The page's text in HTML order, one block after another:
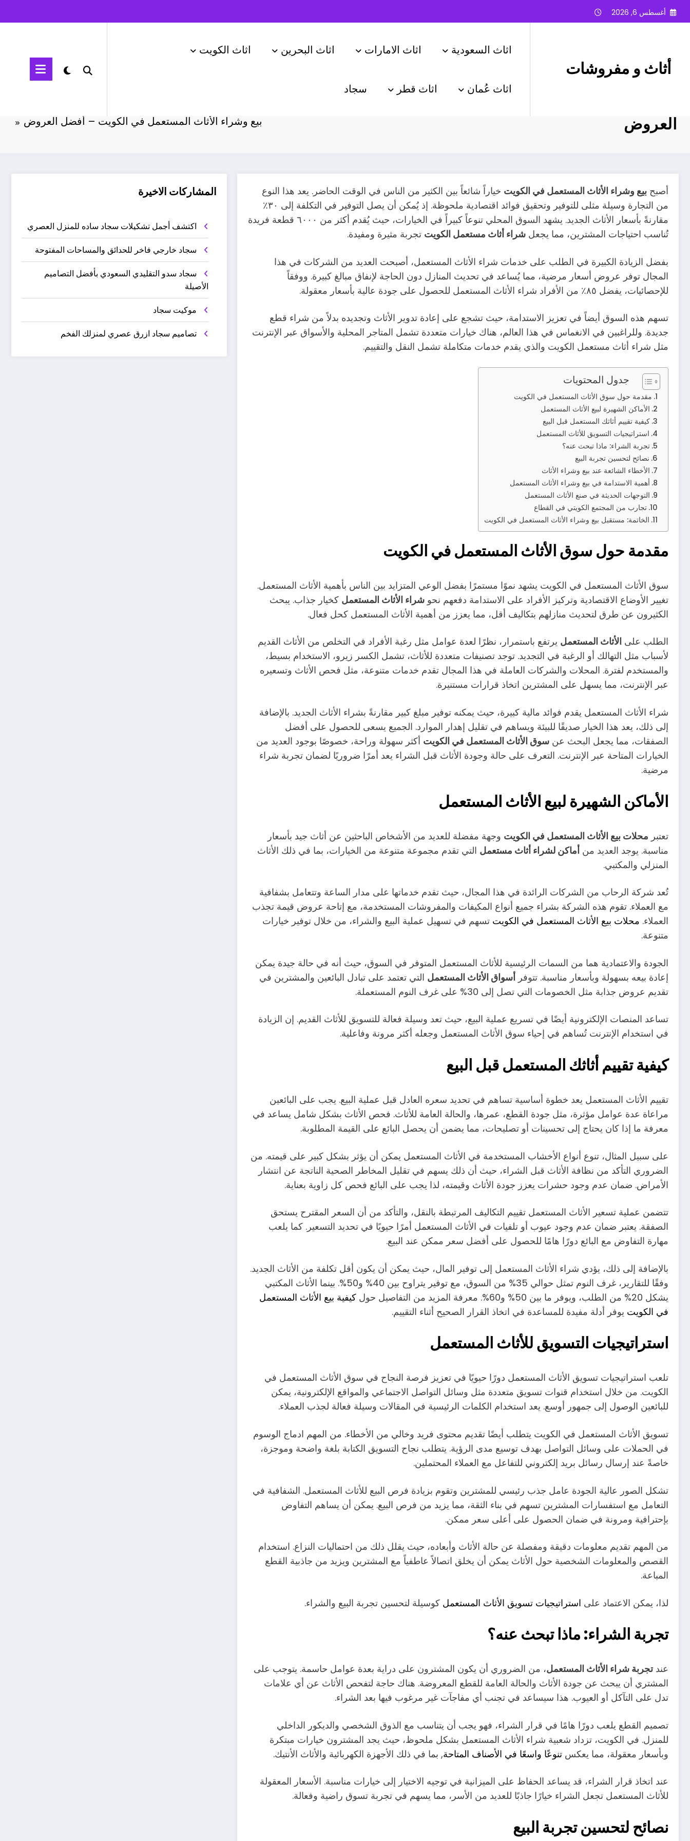
التجاوز
أغسطس 6, 2026
أثاث و مفروشات
اثاث السعودية اثاث الامارات اثاث البحرين اثاث الكويت
اثاث عُمان اثاث قطر سجاد
العروض
بيع وشراء الأثاث المستعمل في الكويت – أفضل العروض
أصبح بيع وشراء الأثاث المستعمل في الكويت خياراً شائعاً بين الكثير من الناس في الوقت الحاضر. يعد هذا النوع
من التجارة وسيلة مثلى للتوفير وتحقيق فوائد اقتصادية ملحوظة. إذ يُمكن أن يصل التوفير في التكلفة إلى ٣٠٪
مقارنةً بأسعار الأثاث الجديد. يشهد السوق المحلي تنوعاً كبيراً في الخيارات، حيث يُقدم أكثر من ٦٠٠٠ قطعة فريدة
تُناسب احتياجات المشترين، مما يجعل شراء أثاث مستعمل الكويت تجربة مثيرة ومفيدة.
بفضل الزيادة الكبيرة في الطلب على خدمات شراء الأثاث المستعمل، أصبحت العديد من الشركات في هذا
المجال توفر عروض أسعار مرضية، مما يُساعد في تحديث المنازل دون الحاجة لإنفاق مبالغ كبيرة. ووفقاً
للإحصائيات، يفضل ٨٥٪ من الأفراد شراء الأثاث المستعمل للحصول على جودة عالية بأسعار معقولة.
تسهم هذه السوق أيضاً في تعزيز الاستدامة، حيث تشجع على إعادة تدوير الأثاث وتجديده بدلاً من شراء قطع
جديدة. وللراغبين في الانغماس في هذا العالم، هناك خيارات متعددة تشمل المتاجر المحلية والأسواق عبر الإنترنت
مثل شراء أثاث مستعمل الكويت والذي يقدم خدمات متكاملة تشمل النقل والتقييم.
جدول المحتويات
مقدمة حول سوق الأثاث المستعمل في الكويت
الأماكن الشهيرة لبيع الأثاث المستعمل
كيفية تقييم أثاثك المستعمل قبل البيع
استراتيجيات التسويق للأثاث المستعمل
تجربة الشراء: ماذا تبحث عنه؟
نصائح لتحسين تجربة البيع
الأخطاء الشائعة عند بيع وشراء الأثاث
أهمية الاستدامة في بيع وشراء الأثاث المستعمل
التوجهات الحديثة في صنع الأثاث المستعمل
تجارب من المجتمع الكويتي في القطاع
الخاتمة: مستقبل بيع وشراء الأثاث المستعمل في الكويت
مقدمة حول سوق الأثاث المستعمل في الكويت
سوق الأثاث المستعمل في الكويت يشهد نموًا مستمرًا بفضل الوعي المتزايد بين الناس بأهمية الأثاث المستعمل.
تغيير الأوضاع الاقتصادية وتركيز الأفراد على الاستدامة دفعهم نحو شراء الأثاث المستعمل كخيار جذاب. يبحث
الكثيرون عن طرق لتحديث منازلهم بتكاليف أقل، مما يعزز من أهمية الأثاث المستعمل كحل فعال.
الطلب على الأثاث المستعمل يرتفع باستمرار، نظرًا لعدة عوامل مثل رغبة الأفراد في التخلص من الأثاث القديم
لأسباب مثل التهالك أو الرغبة في التجديد. توجد تصنيفات متعددة للأثاث، تشمل الكسر زيرو، الاستخدام بسيط،
والمستخدم لفترة. المحلات والشركات العاملة في هذا المجال تقدم خدمات متنوعة، مثل فحص الأثاث وتسعيره
عبر الإنترنت، مما يسهل على المشترين اتخاذ قرارات مستنيرة.
شراء الأثاث المستعمل يقدم فوائد مالية كبيرة، حيث يمكنه توفير مبلغ كبير مقارنةً بشراء الأثاث الجديد. بالإضافة
إلى ذلك، يعد هذا الخيار صديقًا للبيئة ويساهم في تقليل إهدار الموارد. الجميع يسعى للحصول على أفضل
الصفقات، مما يجعل البحث عن سوق الأثاث المستعمل في الكويت أكثر سهولة وراحة، خصوصًا بوجود العديد من
الخيارات المتاحة عبر الإنترنت. التعرف على حالة وجودة الأثاث قبل الشراء يعد أمرًا ضروريًا لضمان تجربة شراء
مرضية.
الأماكن الشهيرة لبيع الأثاث المستعمل
تعتبر محلات بيع الأثاث المستعمل في الكويت وجهة مفضلة للعديد من الأشخاص الباحثين عن أثاث جيد بأسعار
مناسبة. يوجد العديد من أماكن لشراء أثاث مستعمل التي تقدم مجموعة متنوعة من الخيارات، بما في ذلك الأثاث
المنزلي والمكتبي.
تُعد شركة الرحاب من الشركات الرائدة في هذا المجال، حيث تقدم خدماتها على مدار الساعة وتتعامل بشفافية
مع العملاء. تقوم هذه الشركة بشراء جميع أنواع المكيفات والمفروشات المستخدمة، مع إتاحة عروض قيمة تجذب
العملاء. محلات بيع الأثاث المستعمل في الكويت تسهم في تسهيل عملية البيع والشراء، من خلال توفير خيارات
متنوعة.
الجودة والاعتمادية هما من السمات الرئيسية للأثاث المستعمل المتوفر في السوق، حيث أنه في حالة جيدة يمكن
إعادة بيعه بسهولة وبأسعار مناسبة. تتوفر أسواق الأثاث المستعمل التي تعتمد على تبادل البائعين والمشترين في
تقديم عروض جذابة مثل الخصومات التي تصل إلى 30% على غرف النوم المستعملة.
تساعد المنصات الإلكترونية أيضًا في تسريع عملية البيع، حيث تعد وسيلة فعالة للتسويق للأثاث القديم. إن الزيادة
في استخدام الإنترنت تُساهم في إحياء سوق الأثاث المستعمل وجعله أكثر مرونة وفاعلية.
كيفية تقييم أثاثك المستعمل قبل البيع
تقييم الأثاث المستعمل يعد خطوة أساسية تساهم في تحديد سعره العادل قبل عملية البيع. يجب على البائعين
مراعاة عدة عوامل مؤثرة، مثل جودة القطع، عمرها، والحالة العامة للأثاث. فحص الأثاث بشكل شامل يساعد في
معرفة ما إذا كان يحتاج إلى تحسينات أو تصليحات، مما يضمن أن يحصل البائع على القيمة المطلوبة.
على سبيل المثال، تنوع أنواع الأخشاب المستخدمة في الأثاث المستعمل يمكن أن يؤثر بشكل كبير على قيمته. من
الضروري التأكد من نظافة الأثاث قبل الشراء، حيث أن ذلك يسهم في تقليل المخاطر الصحية الناتجة عن انتشار
الأمراض. ضمان عدم وجود حشرات يعزز جودة الأثاث وقيمته، لذا يجب على البائع فحص كل زاوية بعناية.
تتضمن عملية تسعير الأثاث المستعمل تقييم التكاليف المرتبطة بالنقل، والتأكد من أن السعر المقترح يستحق
الصفقة. يعتبر ضمان عدم وجود عيوب أو تلفيات في الأثاث المستعمل أمرًا حيويًا في تحديد التسعير. كما يلعب
مهارة التفاوض مع البائع دورًا هامًا للحصول على أفضل سعر ممكن عند البيع.
بالإضافة إلى ذلك، يؤدي شراء الأثاث المستعمل إلى توفير المال، حيث يمكن أن يكون أقل تكلفة من الأثاث الجديد.
وفقًا للتقارير، غرف النوم تمثل حوالي 35% من السوق، مع توفير يتراوح بين 40% و50%. بينما الأثاث المكتبي
يشكل 20% من الطلب، ويوفر ما بين 50% و60%. معرفة المزيد من التفاصيل حول
كيفية بيع الأثاث المستعمل
في الكويت يوفر أدلة مفيدة للمساعدة في اتخاذ القرار الصحيح أثناء التقييم.
استراتيجيات التسويق للأثاث المستعمل
تلعب استراتيجيات تسويق الأثاث المستعمل دورًا حيويًا في تعزيز فرصة النجاح في سوق الأثاث المستعمل في
الكويت. من خلال استخدام قنوات تسويق متعددة مثل وسائل التواصل الاجتماعي والمواقع الإلكترونية، يمكن
للبائعين الوصول إلى جمهور أوسع. يعد استخدام الكلمات الرئيسية في المقالات وسيلة فعالة لجذب العملاء.
تسويق الأثاث المستعمل في الكويت يتطلب أيضًا تقديم محتوى فريد وخالي من الأخطاء. من المهم ادماج الوسوم
في الحملات على وسائل التواصل بهدف توسيع مدى الرؤية. يتطلب نجاح التسويق الكتابة بلغة واضحة وموجزة،
خاصةً عند إرسال رسائل بريد إلكتروني للتفاعل مع العملاء المحتملين.
تشكل الصور عالية الجودة عامل جذب رئيسي للمشترين وتقوم بزيادة فرص البيع للأثاث المستعمل. الشفافية في
التعامل مع استفسارات المشترين تسهم في بناء الثقة، مما يزيد من فرص البيع. يمكن أن يساهم التفاوض
بإحترافية ومرونة في ضمان الحصول على أعلى سعر ممكن.
من المهم تقديم معلومات دقيقة ومفصلة عن حالة الأثاث وأبعاده، حيث يقلل ذلك من احتماليات النزاع. استخدام
القصص والمعلومات الشخصية حول الأثاث يمكن أن يخلق اتصالاً عاطفياً مع المشترين ويزيد من جاذبية القطع
المباعة.
لذا، يمكن الاعتماد على استراتيجيات تسويق الأثاث المستعمل كوسيلة لتحسين تجربة البيع والشراء.
تجربة الشراء: ماذا تبحث عنه؟
عندتجربة شراء الأثاث المستعمل، من الضروري أن يكون المشترون على دراية بعدة عوامل حاسمة. يتوجب على
المشتري أن يبحث عن جودة الأثاث والحالة العامة للقطع المعروضة. هناك حاجة لتفحص الأثاث عن أي علامات
تدل على التآكل أو العيوب. هذا سيساعد في تجنب أي مفاجآت غير مرغوب فيها بعد الشراء.
تصميم القطع يلعب دورًا هامًا في قرار الشراء، فهو يجب أن يتناسب مع الذوق الشخصي والديكور الداخلي
للمنزل. في الكويت، تزداد شعبية شراء الأثاث المستعمل بشكل ملحوظ، حيث يجد المشترون خيارات مبتكرة
وبأسعار معقولة، مما يعكس تنوعًا واسعًا في الأصناف المتاحة, بما في ذلك الأجهزة الكهربائية والأثاث الأنتيك.
عند اتخاذ قرار الشراء، قد يساعد الحفاظ على الميزانية في توجيه الاختيار إلى خيارات مناسبة. الأسعار المعقولة
للأثاث المستعمل تجعل الشراء خيارًا جاذبًا للعديد من الأسر، مما يسهم في تجربة تسوق راضية وفعالة.
نصائح لتحسين تجربة البيع
المشاركات الاخيرة
اكتشف أجمل تشكيلات سجاد ساده للمنزل العصري
سجاد خارجي فاخر للحدائق والمساحات المفتوحة
سجاد سدو التقليدي السعودي بأفضل التصاميم
الأصيلة
موكيت سجاد
تصاميم سجاد ازرق عصري لمنزلك الفخم